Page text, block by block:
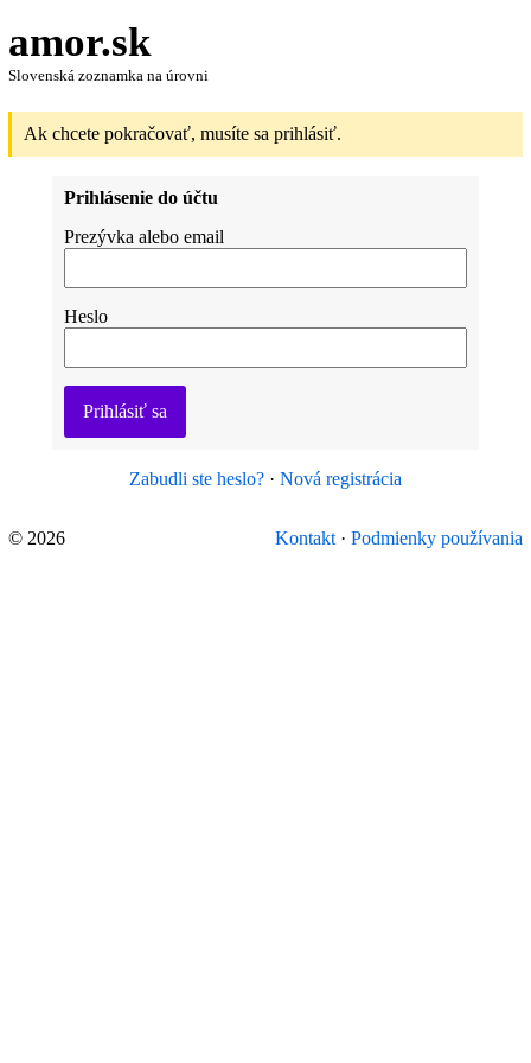
amor.sk
Slovenská zoznamka na úrovni
Ak chcete pokračovať, musíte sa prihlásiť.
Prihlásenie do účtu
Prezývka alebo email
Heslo
Prihlásiť sa
Zabudli ste heslo?· Nová registrácia
© 2026 Kontakt· Podmienky používania